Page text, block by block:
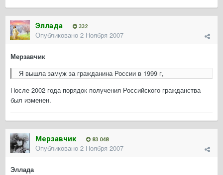
Эллада 332
Опубликовано 2 Ноября 2007
Мерзавчик
Я вышла замуж за гражданина России в 1999 г,
После 2002 года порядок получения Российского гражданства
был изменен.
Мерзавчик 83 048
Опубликовано 2 Ноября 2007
Эллада